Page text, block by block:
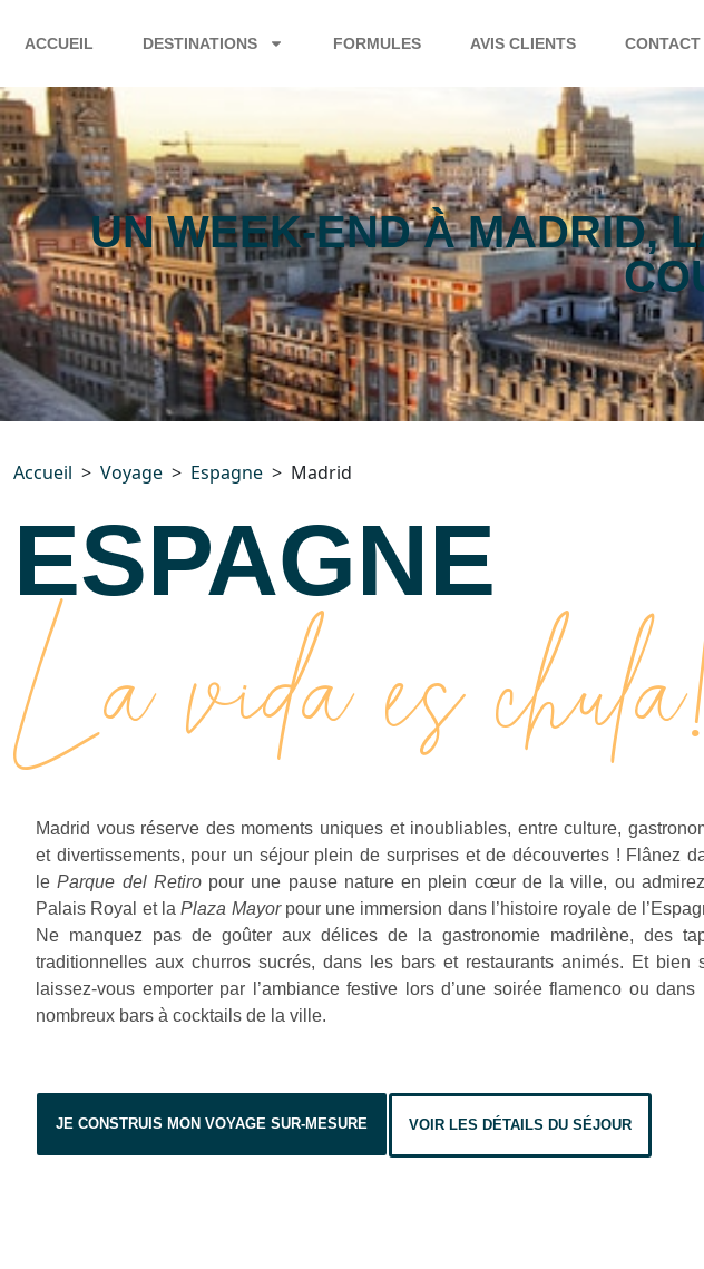
ACCUEIL DESTINATIONS FORMULES AVIS CLIENTS CONTACT
UN WEEK-END À MADRID,
Accueil Voyage Espagne Madrid
ESPAGNE
La vida es
Madrid vous réserve des moments uniques et inoubliables, entre culture,
et divertissements, pour un séjour plein de surprises et de découvertes ! Flânez
leParque del Retiropour une pause nature en plein cœur de la ville, ou
Palais Royal et laPlaza Mayorpour une immersion dans l’histoire royale de
Ne manquez pas de goûter aux délices de la gastronomie madrilène, des
traditionnelles aux churros sucrés, dans les bars et restaurants animés. Et bien
laissez-vous emporter par l’ambiance festive lors d’une soirée flamenco ou dans
nombreux bars à cocktails de la ville.
JE CONSTRUIS MON VOYAGE SUR-MESURE VOIR LES DÉTAILS DU SÉJOUR